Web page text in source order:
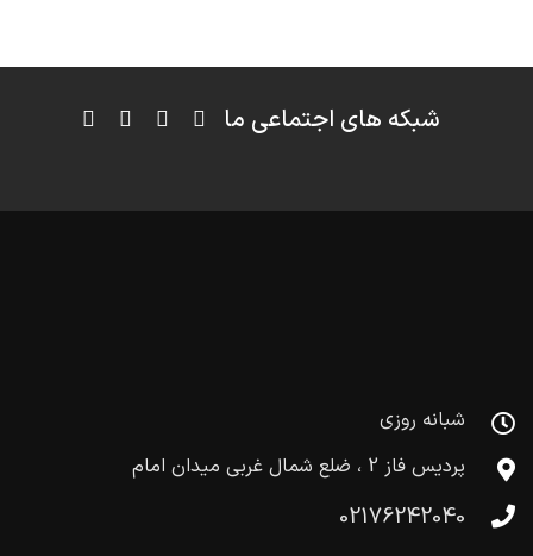
شبکه های اجتماعی ما
شبانه روزی
پردیس فاز 2 ، ضلع شمال غربی میدان امام
02176242040